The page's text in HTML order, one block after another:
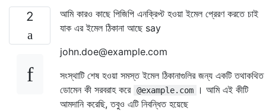
2
আমি কারও কাছে পিজিপি এনক্রিপ্ট হওয়া ইমেল প্রেরণ করতে চাই
যাক এর ইমেল ঠিকানা আছে say
john.doe@example.com
সংস্থাটি শেষ হওয়া সমস্ত ইমেল ঠিকানাগুলির জন্য একটি তথাকথিত
ডোমেন কী সরবরাহ করে @example.com
। আমি এই কীটি
আমদানি করেছি, তবুও এটি নিবন্ধিত হয়েছে